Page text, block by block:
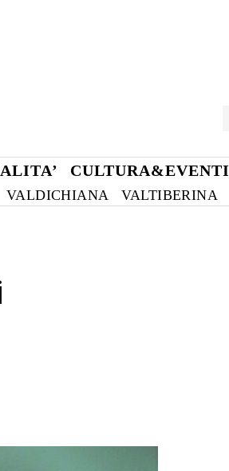
CULTURA&EVENTI
VALDICHIANA VALTIBERINA